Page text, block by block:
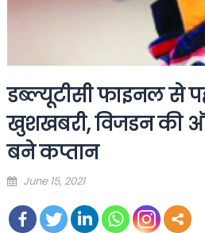
डब्ल्यूटीसी फाइनल से
खुशखबरी, विजडन की
बने कप्तान
Posted
June 15, 2021